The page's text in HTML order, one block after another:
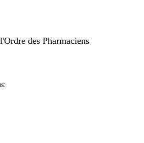
des Pharmaciens